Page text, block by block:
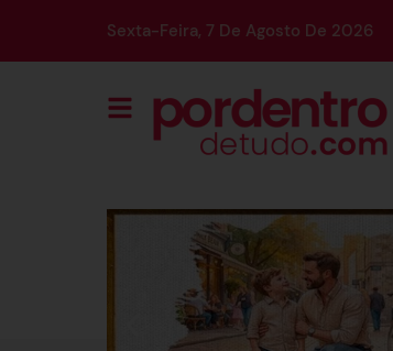
Sexta-Feira, 7 De Agosto De 2026